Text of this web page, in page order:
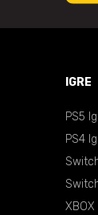
IGRE
PS5
PS4